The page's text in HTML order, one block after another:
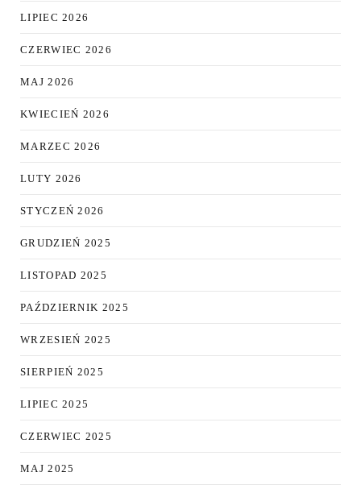
LIPIEC 2026
CZERWIEC 2026
MAJ 2026
KWIECIEŃ 2026
MARZEC 2026
LUTY 2026
STYCZEŃ 2026
GRUDZIEŃ 2025
LISTOPAD 2025
PAŹDZIERNIK 2025
WRZESIEŃ 2025
SIERPIEŃ 2025
LIPIEC 2025
CZERWIEC 2025
MAJ 2025